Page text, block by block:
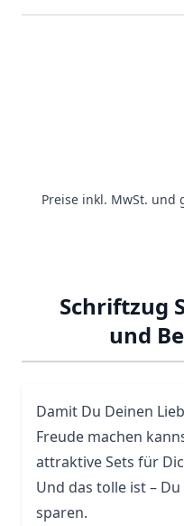
Preise inkl. MwSt. und
Schriftzug
und
Damit Du Deinen
Freude machen
attraktive Sets für
Und das tolle ist –
sparen.